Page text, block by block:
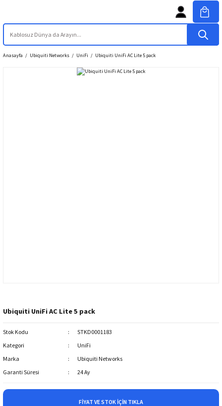
Anasayfa Ubiquiti Networks UniFi Ubiquiti UniFi AC Lite 5 pack
Ubiquiti UniFi AC Lite 5 pack
Stok Kodu
STKD0001183
Kategori
UniFi
Marka
Ubiquiti Networks
Garanti Süresi
24 Ay
FIYAT VE STOK İÇIN TIKLA